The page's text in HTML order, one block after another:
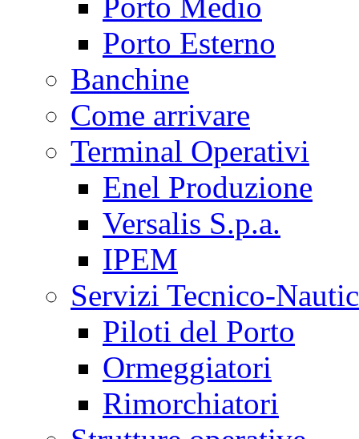
Porto Esterno
Banchine
Come arrivare
Terminal Operativi
Enel Produzione
Versalis S.p.a.
IPEM
Servizi Tecnico-
Piloti del Porto
Ormeggiatori
Rimorchiatori